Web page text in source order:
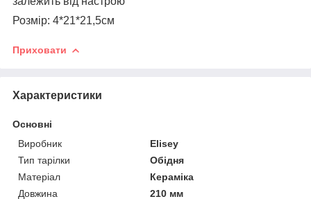
Розмір: 4*21*21,5см
Приховати
Характеристики
Основні
Виробник
Elisey
Тип тарілки
Обідня
Матеріал
Кераміка
Довжина
210 мм